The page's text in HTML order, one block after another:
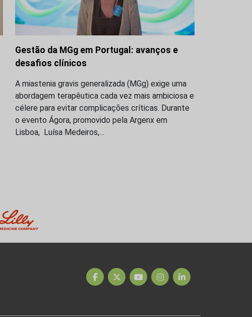
Gestão da MGg em Portugal: avanços e
desafios clínicos
A miastenia gravis generalizada (MGg) exige uma
abordagem terapêutica cada vez mais ambiciosa e
célere para evitar complicações críticas. Durante
o evento Ágora, promovido pela Argenx em
Lisboa, Luísa Medeiros,…